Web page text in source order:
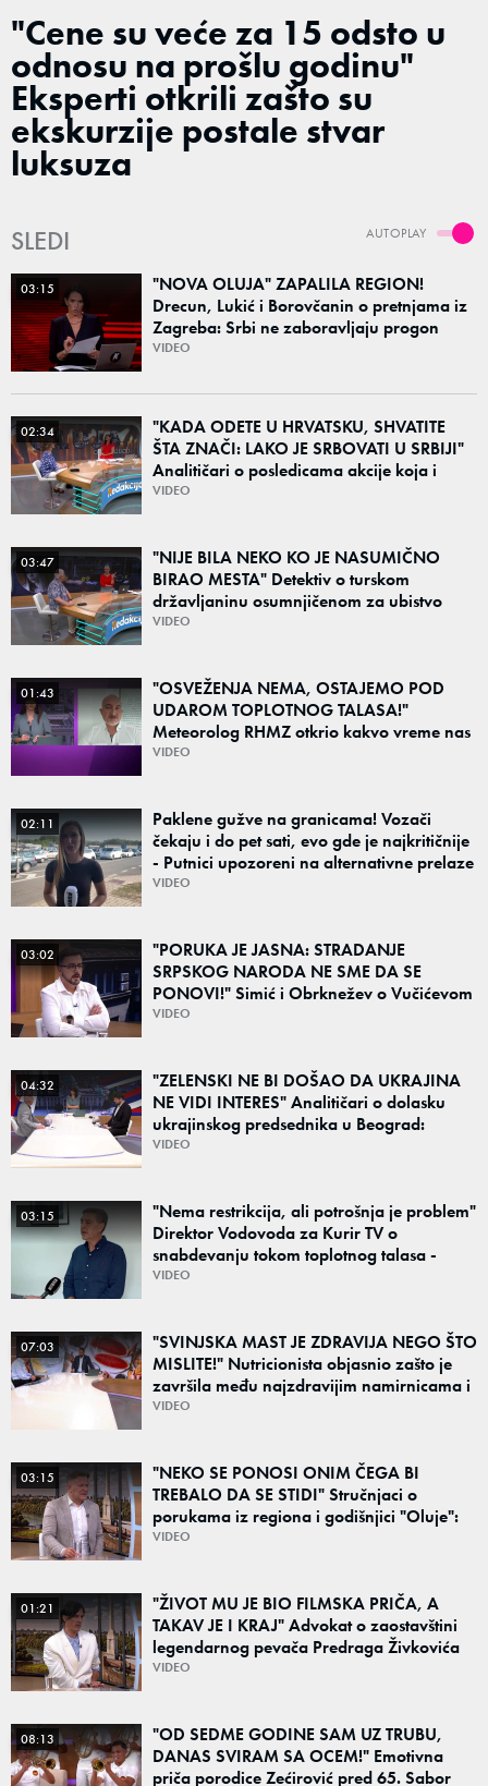
"Cene su veće za 15 odsto u
odnosu na prošlu godinu"
Eksperti otkrili zašto su
ekskurzije postale stvar
luksuza
AUTOPLAY
SLEDI
03:15
"NOVA OLUJA" ZAPALILA REGION!
Drecun, Lukić i Borovčanin o pretnjama iz
Zagreba: Srbi ne zaboravljaju progon
VIDEO
02:34
"KADA ODETE U HRVATSKU, SHVATITE
ŠTA ZNAČI: LAKO JE SRBOVATI U SRBIJI"
Analitičari o posledicama akcije koja i
danas deli region: "To su teške i bolne
VIDEO
03:47
"NIJE BILA NEKO KO JE NASUMIČNO
BIRAO MESTA" Detektiv o turskom
državljaninu osumnjičenom za ubistvo
Ruskinje (28): "Mogao je da se predstavi
VIDEO
01:43
"OSVEŽENJA NEMA, OSTAJEMO POD
UDAROM TOPLOTNOG TALASA!"
Meteorolog RHMZ otkrio kakvo vreme nas
čeka do kraja avgusta
VIDEO
02:11
Paklene gužve na granicama! Vozači
čekaju i do pet sati, evo gde je najkritičnije
- Putnici upozoreni na alternativne prelaze
VIDEO
03:02
"PORUKA JE JASNA: STRADANJE
SRPSKOG NARODA NE SME DA SE
PONOVI!" Simić i Obrknežev o Vučićevom
govoru i porukama jedinstva: "Od prošlosti
VIDEO
04:32
"ZELENSKI NE BI DOŠAO DA UKRAJINA
NE VIDI INTERES" Analitičari o dolasku
ukrajinskog predsednika u Beograd:
"Srbija može da razgovara sa svima"
VIDEO
03:15
"Nema restrikcija, ali potrošnja je problem"
Direktor Vodovoda za Kurir TV o
snabdevanju tokom toplotnog talasa -
Poznato kakva je situacija sa vodom
VIDEO
07:03
"SVINJSKA MAST JE ZDRAVIJA NEGO ŠTO
MISLITE!" Nutricionista objasnio zašto je
završila među najzdravijim namirnicama i
šta obavezno jesti leti, a šta preskočiti
VIDEO
03:15
"NEKO SE PONOSI ONIM ČEGA BI
TREBALO DA SE STIDI" Stručnjaci o
porukama iz regiona i godišnjici "Oluje":
"Ponos na stradanje je anticivilizacijska
VIDEO
01:21
"ŽIVOT MU JE BIO FILMSKA PRIČA, A
TAKAV JE I KRAJ" Advokat o zaostavštini
legendarnog pevača Predraga Živkovića
Tozovca: "Isključenje iz testamenta je
VIDEO
08:13
"OD SEDME GODINE SAM UZ TRUBU,
DANAS SVIRAM SA OCEM!" Emotivna
priča porodice Zećirović pred 65. Sabor